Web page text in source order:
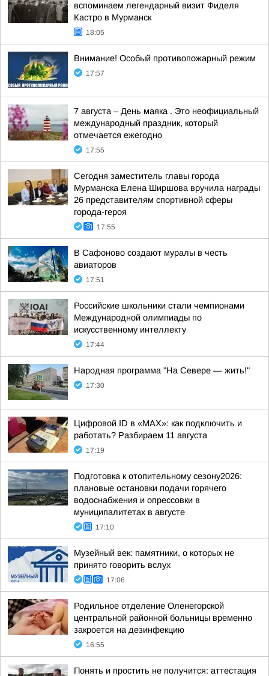
вспоминаем легендарный визит Фиделя
Кастро в Мурманск
18:05
Внимание! Особый противопожарный режим
17:57
7 августа – День маяка . Это неофициальный
международный праздник, который
отмечается ежегодно
17:55
Сегодня заместитель главы города
Мурманска Елена Ширшова вручила награды
26 представителям спортивной сферы
города-героя
17:55
В Сафоново создают муралы в честь
авиаторов
17:51
Российские школьники стали чемпионами
Международной олимпиады по
искусственному интеллекту
17:44
Народная программа "На Севере — жить!"
17:30
Цифровой ID в «MAX»: как подключить и
работать? Разбираем 11 августа
17:19
Подготовка к отопительному сезону2026:
плановые остановки подачи горячего
водоснабжения и опрессовки в
муниципалитетах в августе
17:10
Музейный век: памятники, о которых не
принято говорить вслух
17:06
Родильное отделение Оленегорской
центральной районной больницы временно
закроется на дезинфекцию
16:55
Понять и простить не получится: аттестация